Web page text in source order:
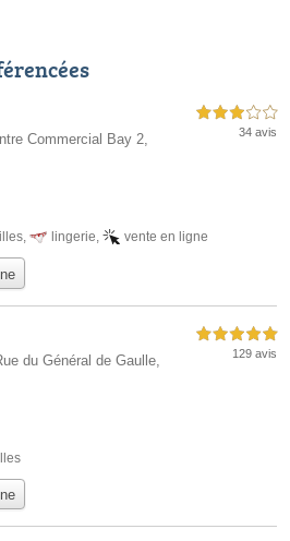
Commercial Bay 2,
3,0 étoiles sur 5
34 avis
, lingerie, vente en ligne
du Général de Gaulle,
5,0 étoiles sur 5
129 avis